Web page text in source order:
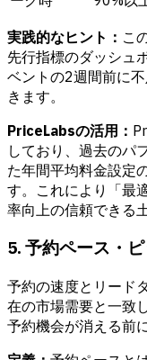
実践的なヒント： こ
先行指標のダッシュ
ベントの2週間前に
きます。
PriceLabsの活用：
しており、過去のパ
た年間平均料金設定
す。これにより「最
率向上の信頼できる
5. 予約ペース・
予約の速度とリード
在の市場需要と一致
予約機会が消える前